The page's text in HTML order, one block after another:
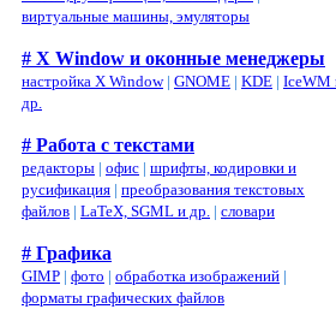
виртуальные машины, эмуляторы
# X Window и оконные менеджеры
настройка X Window| GNOME | KDE | IceWM
др.
# Работа с текстами
редакторы | офис | шрифты, кодировки и
русификация | преобразования текстовых
файлов | LaTeX, SGML и др. | словари
# Графика
GIMP | фото | обработка изображений |
форматы графических файлов